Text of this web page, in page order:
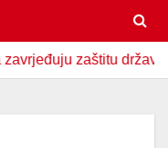
zaštitu države U